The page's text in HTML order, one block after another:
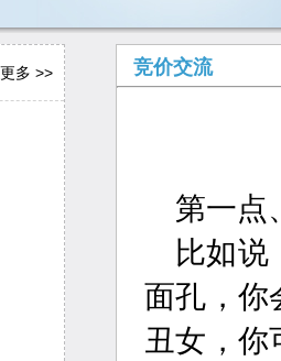
更多 >> 竞价交流
第一点
比如说
面孔，你
丑女，你